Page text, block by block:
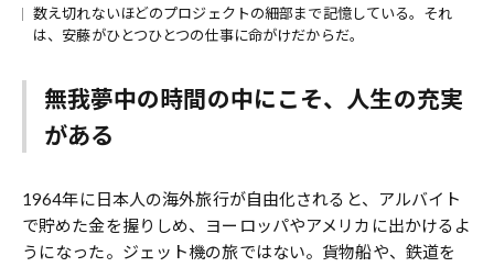
数え切れないほどのプロジェクトの細部まで記憶している。それ
は、安藤がひとつひとつの仕事に命がけだからだ。
無我夢中の時間の中にこそ、人生の充実
がある
1964年に日本人の海外旅行が自由化されると、アルバイト
で貯めた金を握りしめ、ヨーロッパやアメリカに出かけるよ
うになった。ジェット機の旅ではない。貨物船や、鉄道を